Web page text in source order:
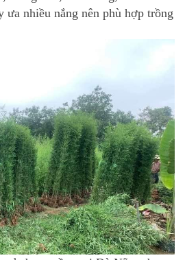
ưa nhiều nắng nên phù hợp trồng